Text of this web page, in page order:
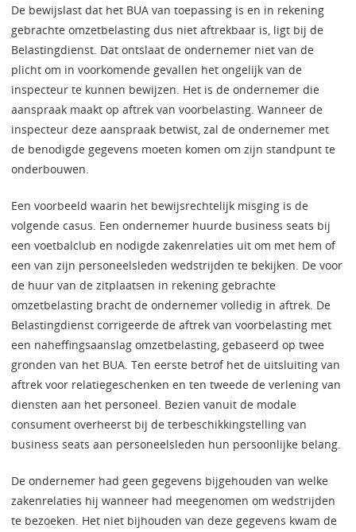
De bewijslast dat het BUA van toepassing is en in rekening
gebrachte omzetbelasting dus niet aftrekbaar is, ligt bij de
Belastingdienst. Dat ontslaat de ondernemer niet van de
plicht om in voorkomende gevallen het ongelijk van de
inspecteur te kunnen bewijzen. Het is de ondernemer die
aanspraak maakt op aftrek van voorbelasting. Wanneer de
inspecteur deze aanspraak betwist, zal de ondernemer met
de benodigde gegevens moeten komen om zijn standpunt te
onderbouwen.
Een voorbeeld waarin het bewijsrechtelijk misging is de
volgende casus. Een ondernemer huurde business seats bij
een voetbalclub en nodigde zakenrelaties uit om met hem of
een van zijn personeelsleden wedstrijden te bekijken. De voor
de huur van de zitplaatsen in rekening gebrachte
omzetbelasting bracht de ondernemer volledig in aftrek. De
Belastingdienst corrigeerde de aftrek van voorbelasting met
een naheffingsaanslag omzetbelasting, gebaseerd op twee
gronden van het BUA. Ten eerste betrof het de uitsluiting van
aftrek voor relatiegeschenken en ten tweede de verlening van
diensten aan het personeel. Bezien vanuit de modale
consument overheerst bij de terbeschikkingstelling van
business seats aan personeelsleden hun persoonlijke belang.
De ondernemer had geen gegevens bijgehouden van welke
zakenrelaties hij wanneer had meegenomen om wedstrijden
te bezoeken. Het niet bijhouden van deze gegevens kwam de